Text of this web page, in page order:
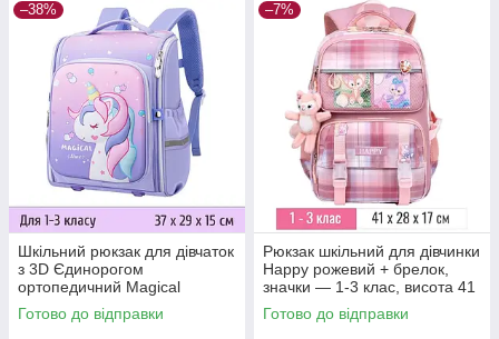
–38%
Шкільний рюкзак для дівчаток
з 3D Єдинорогом
ортопедичний Magical
Фіолетовий — 1-3 клас,
висота 37 см
Готово до відправки
–7%
Рюкзак шкільний для дівчинки
Happy рожевий + брелок,
значки — 1-3 клас, висота 41
см
Готово до відправки